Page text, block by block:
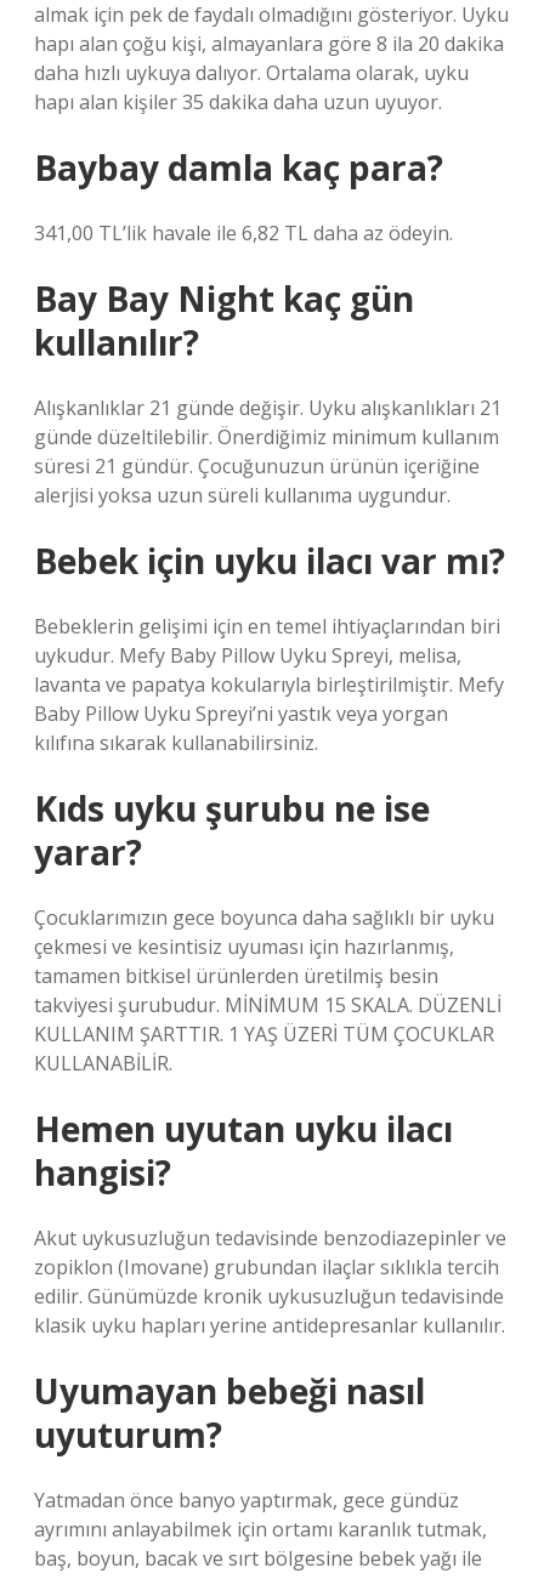
almak için pek de faydalı olmadığını gösteriyor. Uyku
hapı alan çoğu kişi, almayanlara göre 8 ila 20 dakika
daha hızlı uykuya dalıyor. Ortalama olarak, uyku
hapı alan kişiler 35 dakika daha uzun uyuyor.
Baybay damla kaç para?
341,00 TL’lik havale ile 6,82 TL daha az ödeyin.
Bay Bay Night kaç gün
kullanılır?
Alışkanlıklar 21 günde değişir. Uyku alışkanlıkları 21
günde düzeltilebilir. Önerdiğimiz minimum kullanım
süresi 21 gündür. Çocuğunuzun ürünün içeriğine
alerjisi yoksa uzun süreli kullanıma uygundur.
Bebek için uyku ilacı var mı?
Bebeklerin gelişimi için en temel ihtiyaçlarından biri
uykudur. Mefy Baby Pillow Uyku Spreyi, melisa,
lavanta ve papatya kokularıyla birleştirilmiştir. Mefy
Baby Pillow Uyku Spreyi’ni yastık veya yorgan
kılıfına sıkarak kullanabilirsiniz.
Kıds uyku şurubu ne ise
yarar?
Çocuklarımızın gece boyunca daha sağlıklı bir uyku
çekmesi ve kesintisiz uyuması için hazırlanmış,
tamamen bitkisel ürünlerden üretilmiş besin
takviyesi şurubudur. MİNİMUM 15 SKALA. DÜZENLİ
KULLANIM ŞARTTIR. 1 YAŞ ÜZERİ TÜM ÇOCUKLAR
KULLANABİLİR.
Hemen uyutan uyku ilacı
hangisi?
Akut uykusuzluğun tedavisinde benzodiazepinler ve
zopiklon (Imovane) grubundan ilaçlar sıklıkla tercih
edilir. Günümüzde kronik uykusuzluğun tedavisinde
klasik uyku hapları yerine antidepresanlar kullanılır.
Uyumayan bebeği nasıl
uyuturum?
Yatmadan önce banyo yaptırmak, gece gündüz
ayrımını anlayabilmek için ortamı karanlık tutmak,
baş, boyun, bacak ve sırt bölgesine bebek yağı ile